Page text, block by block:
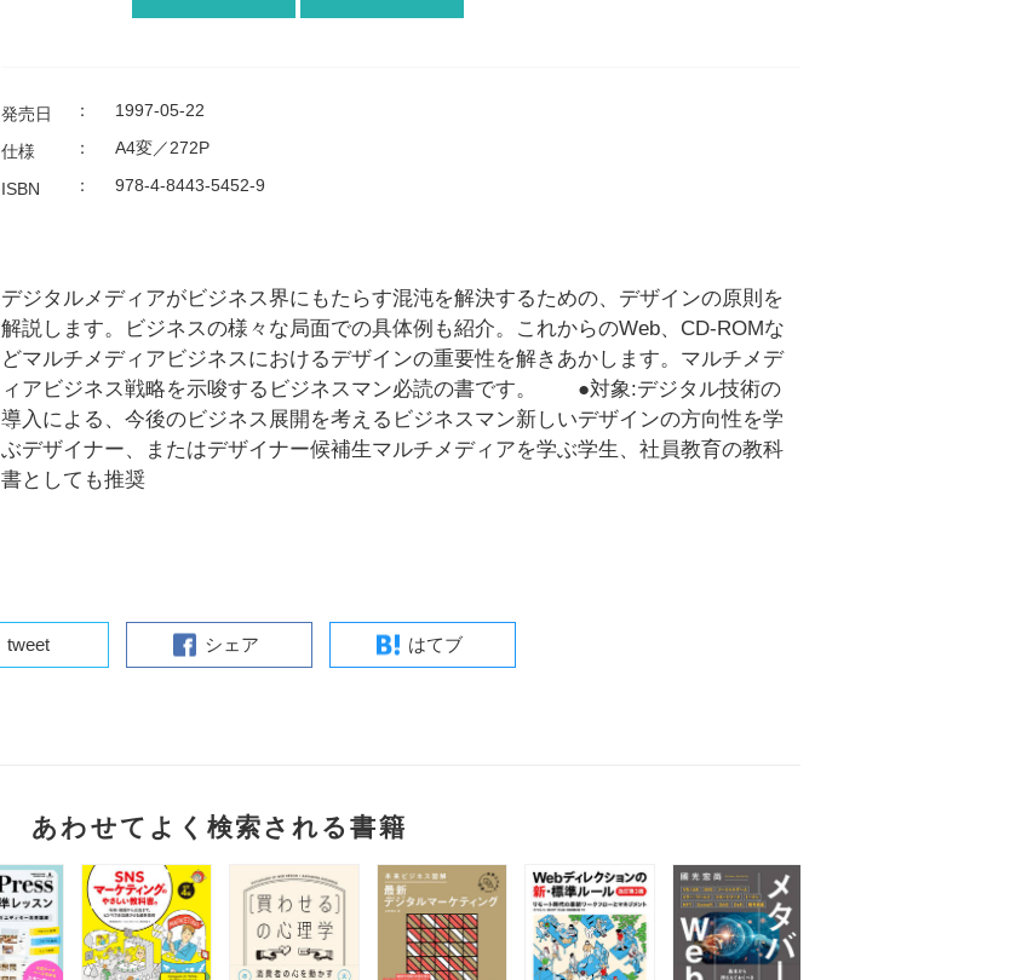
発売日 ： 1997-05-22
仕様 ： A4変／272P
ISBN ： 978-4-8443-5452-9
デジタルメディアがビジネス界にもたらす混沌を解決するための、デザインの原則を
解説します。ビジネスの様々な局面での具体例も紹介。これからのWeb、CD-ROMな
どマルチメディアビジネスにおけるデザインの重要性を解きあかします。マルチメデ
ィアビジネス戦略を示唆するビジネスマン必読の書です。 ●対象:デジタル技術の
導入による、今後のビジネス展開を考えるビジネスマン新しいデザインの方向性を学
ぶデザイナー、またはデザイナー候補生マルチメディアを学ぶ学生、社員教育の教科
書としても推奨
tweet シェア はてブ
あわせてよく検索される書籍